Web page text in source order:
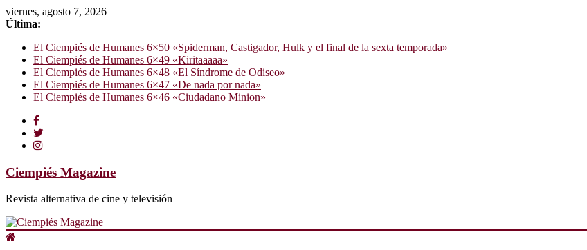
viernes, agosto 7, 2026
Última:
El Ciempiés de Humanes 6×50 «Spiderman, Castigador, Hulk y el final de la sexta temporada»
El Ciempiés de Humanes 6×49 «Kiritaaaaa»
El Ciempiés de Humanes 6×48 «El Síndrome de Odiseo»
El Ciempiés de Humanes 6×47 «De nada por nada»
El Ciempiés de Humanes 6×46 «Ciudadano Minion»
Ciempiés Magazine
Revista alternativa de cine y televisión